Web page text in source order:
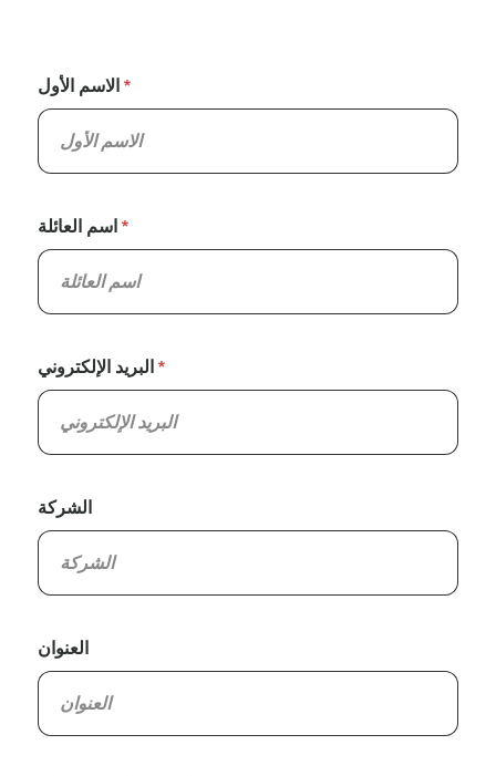
الاسم الأول
اسم العائلة
البريد الإلكتروني
الشركة
العنوان